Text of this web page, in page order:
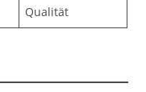
Qualität